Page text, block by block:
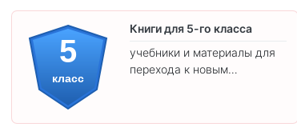
5
класс
Книги для 5-го класса
учебники и материалы для
перехода к новым